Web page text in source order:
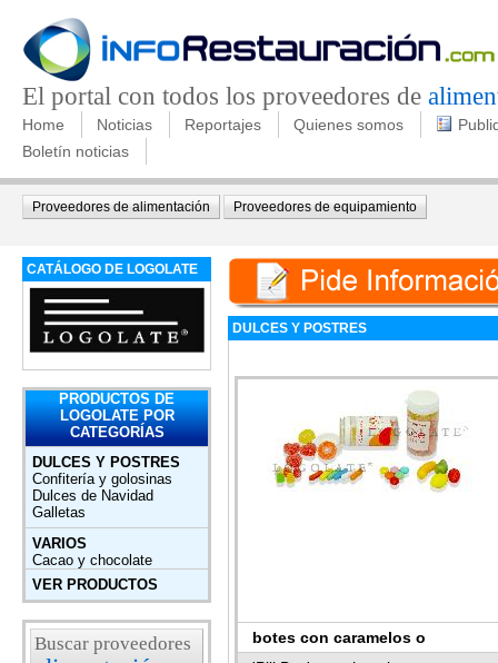
El portal con todos los proveedores de
Home Noticias Reportajes Quienes somos
Boletín noticias
Proveedores de alimentación Proveedores de equipamiento
CATÁLOGO DE LOGOLATE
PRODUCTOS DE
LOGOLATE POR
CATEGORÍAS
DULCES Y POSTRES
Confitería y golosinas
Dulces de Navidad
Galletas
VARIOS
Cacao y chocolate
VER PRODUCTOS
Buscar proveedores
DULCES Y POSTRES
botes con caramelos o